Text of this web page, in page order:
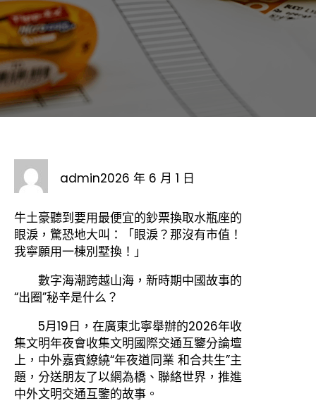
admin2026 年 6 月 1 日
牛土豪聽到要用最便宜的鈔票換取水瓶座的
眼淚，驚恐地大叫：「眼淚？那沒有市值！
我寧願用一棟別墅換！」
數字海潮跨越山海，新時期中國故事的
“出圈”秘辛是什么？
5月19日，在廣東北寧舉辦的2026年收
集文明年夜會收集文明國際交通互鑒分論壇
上，中外嘉賓繚繞“年夜道同業 和合共生”主
題，分送朋友了以網為橋、聯絡世界，推進
中外文明交通互鑒的故事。